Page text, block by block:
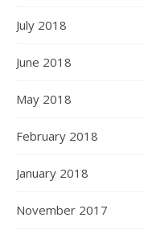
July 2018
June 2018
May 2018
February 2018
January 2018
November 2017